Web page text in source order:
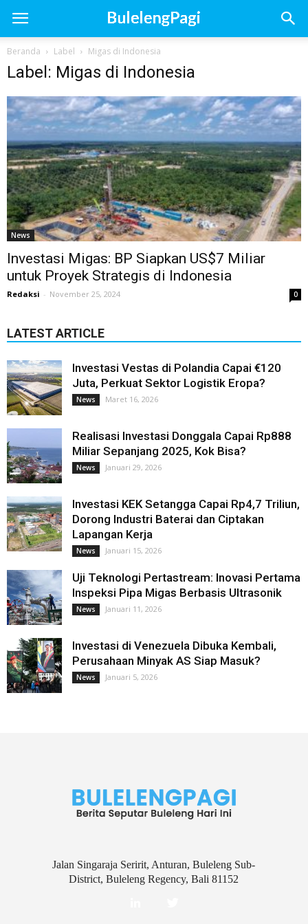
Beranda Label Migas di Indonesia
Label: Migas di Indonesia
News
Investasi Migas: BP Siapkan US$7 Miliar
untuk Proyek Strategis di Indonesia
Redaksi - November 25, 2024 0
LATEST ARTICLE
Investasi Vestas di Polandia Capai €120
Juta, Perkuat Sektor Logistik Eropa?
News Maret 16, 2026
Realisasi Investasi Donggala Capai Rp888
Miliar Sepanjang 2025, Kok Bisa?
News Januari 29, 2026
Investasi KEK Setangga Capai Rp4,7 Triliun,
Dorong Industri Baterai dan Ciptakan
Lapangan Kerja
News Januari 15, 2026
Uji Teknologi Pertastream: Inovasi Pertama
Inspeksi Pipa Migas Berbasis Ultrasonik
News Januari 11, 2026
Investasi di Venezuela Dibuka Kembali,
Perusahaan Minyak AS Siap Masuk?
News Januari 5, 2026
Jalan Singaraja Seririt, Anturan, Buleleng Sub-
District, Buleleng Regency, Bali 81152